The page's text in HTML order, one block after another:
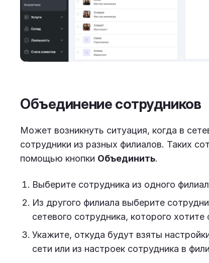
Объединение сотрудников
Может возникнуть ситуация, когда в
сотрудники из разных филиалов. Таких
помощью кнопки Объединить.
Выберите сотрудника из одного
Из другого филиала выберите
сетевого сотрудника, которого хотите
Укажите, откуда будут взяты
сети или из настроек сотрудника в